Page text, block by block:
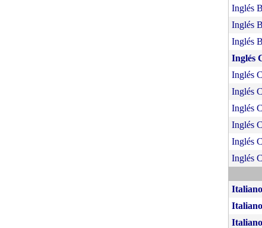
Inglés
Inglés
Inglés
Inglés
Inglés
Inglés
Inglés
Inglés
Inglés
Inglés